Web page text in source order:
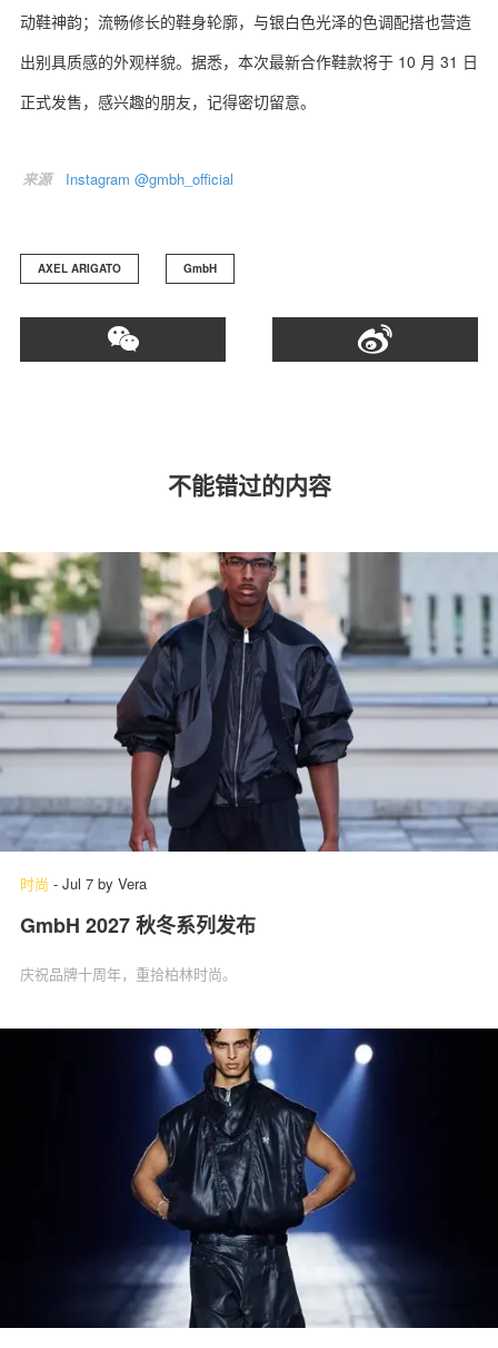
动鞋神韵；流畅修长的鞋身轮廓，与银白色光泽的色调配搭也营造
出别具质感的外观样貌。据悉，本次最新合作鞋款将于 10 月 31 日
正式发售，感兴趣的朋友，记得密切留意。
来源 Instagram @gmbh_official
AXEL ARIGATO GmbH
不能错过的内容
时尚 - Jul 7 by Vera
GmbH 2027 秋冬系列发布
庆祝品牌十周年，重拾柏林时尚。